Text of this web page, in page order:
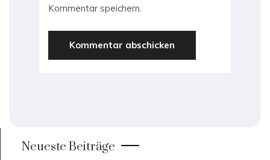
Kommentar speichern.
Neueste Beiträge